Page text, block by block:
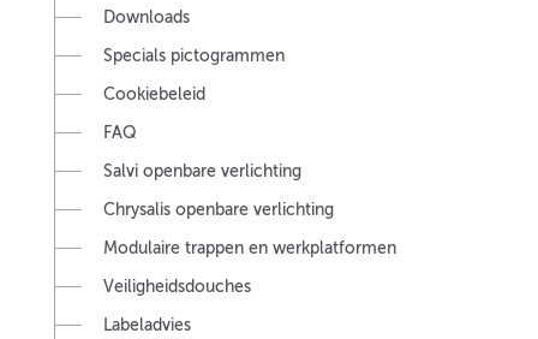
Downloads
Specials pictogrammen
Cookiebeleid
FAQ
Salvi openbare verlichting
Chrysalis openbare verlichting
Modulaire trappen en werkplatformen
Veiligheidsdouches
Labeladvies